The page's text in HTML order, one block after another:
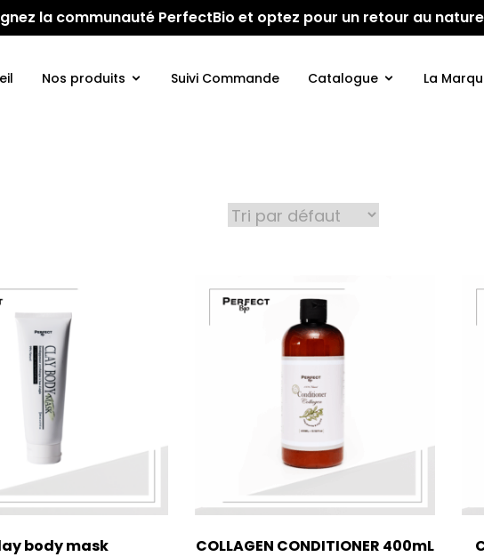
la communauté PerfectBio et optez pour un retour au
Nos produits Suivi Commande Catalogue La
body mask COLLAGEN CONDITIONER 400mL